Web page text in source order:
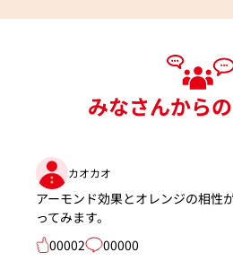
みなさんから
カオカオ
アーモンド効果とオレンジの相性
ってみます。
00002
00000